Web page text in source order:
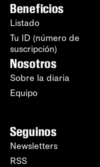
Beneficios
Listado
Tu ID (número de
suscripción)
Nosotros
Sobre la diaria
Equipo
Seguinos
Newsletters
RSS